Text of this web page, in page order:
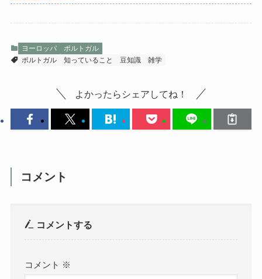
ヨーロッパ
ポルトガル
ポルトガル
知っていること 豆知識 雑学
よかったらシェアしてね！
コメント
コメントする
コメント ※